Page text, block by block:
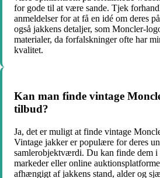
for gode til at være sande. Tjek
anmeldelser for at få en idé om deres
også jakkens detaljer, som Moncler-
materialer, da forfalskninger ofte har
kvalitet.
Kan man finde vintage
tilbud?
Ja, det er muligt at finde vintage
Vintage jakker er populære for deres
samlerobjektværdi. Du kan finde dem i
markeder eller online
afhængigt af jakkens stand, alder og